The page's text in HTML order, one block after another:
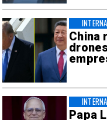
China
Papa